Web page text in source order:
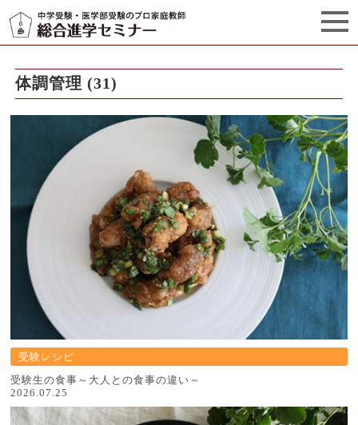
セミナーからのお知らせ（5）
体調管理 (31)
受験レシピ
受験生の食事～大人との食事の違い～
2026.07.25